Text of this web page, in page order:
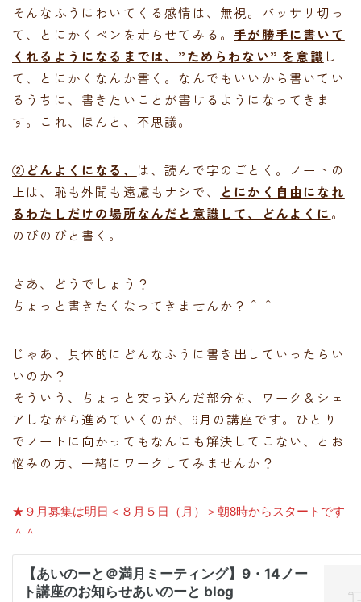
そんなふうにわいてくる感情は、無視。バッサリ切っ
て、とにかくペンを走らせてみる。手が勝手に書いて
くれるようになるまでは、”ためらわない” を意識 し
て、とにかくなんか書く。なんでもいいから書いてい
るうちに、書きたいことが書けるようになってきま
す。これ、ほんと、不思議。
②どんよくになる、 は、読んで字のごとく。ノートの
上は、恥も外聞も遠慮もナシで、
とにかく自由になれ
るわたしだけの場所なんだと意識して、どんよくに 。
のびのびと書く。
さあ、どうでしょう？
ちょっと書きたくなってきませんか？＾＾
じゃあ、具体的にどんなふうに書き出していったらい
いのか？
そういう、ちょっと突っ込んだ部分を、ワーク＆シェ
アしながら進めていくのが、9月の講座です。ひとり
でノートに向かってもなんにも解決してこない、とお
悩みの方、一緒にワークしてみませんか？
★９月募集は明日＜８月５日（月）＞朝8時からスタートです
＾＾